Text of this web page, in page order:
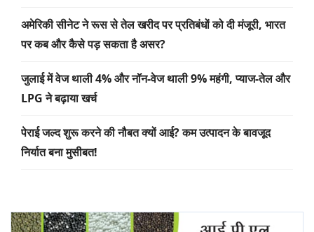
अमेरिकी सीनेट ने रूस से तेल खरीद पर प्रतिबंधों को दी मंजूरी, भारत
पर कब और कैसे पड़ सकता है असर?
जुलाई में वेज थाली 4% और नॉन-वेज थाली 9% महंगी, प्याज-तेल और
LPG ने बढ़ाया खर्च
पेराई जल्द शुरू करने की नौबत क्यों आई? कम उत्पादन के बावजूद
निर्यात बना मुसीबत!